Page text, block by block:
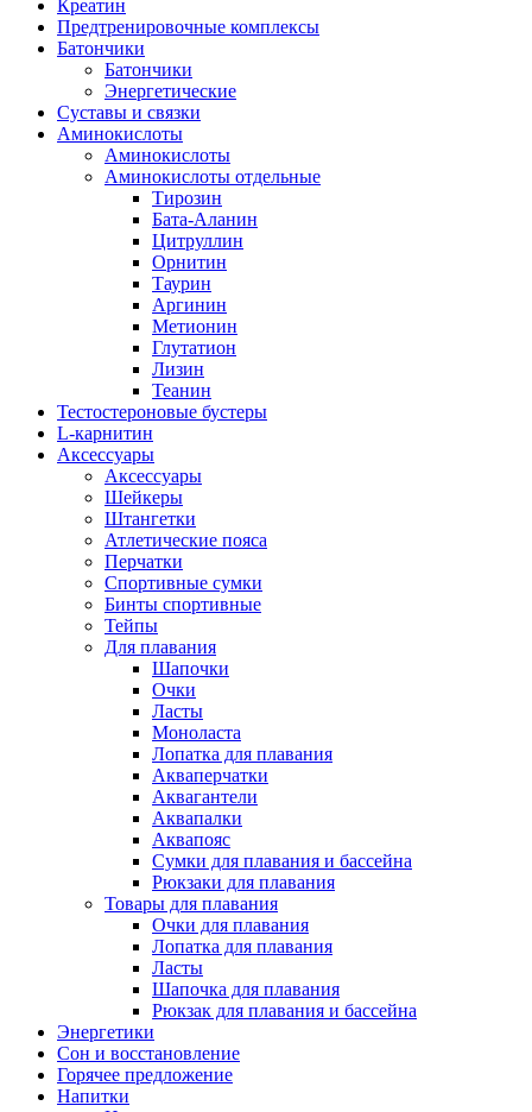
Креатин
Предтренировочные комплексы
Батончики
Батончики
Энергетические
Суставы и связки
Аминокислоты
Аминокислоты
Аминокислоты отдельные
Тирозин
Бата-Аланин
Цитруллин
Орнитин
Таурин
Аргинин
Метионин
Глутатион
Лизин
Теанин
Тестостероновые бустеры
L-карнитин
Аксессуары
Аксессуары
Шейкеры
Штангетки
Атлетические пояса
Перчатки
Спортивные сумки
Бинты спортивные
Тейпы
Для плавания
Шапочки
Очки
Ласты
Моноласта
Лопатка для плавания
Акваперчатки
Аквагантели
Аквапалки
Аквапояс
Сумки для плавания и бассейна
Рюкзаки для плавания
Товары для плавания
Очки для плавания
Лопатка для плавания
Ласты
Шапочка для плавания
Рюкзак для плавания и бассейна
Энергетики
Сон и восстановление
Горячее предложение
Напитки